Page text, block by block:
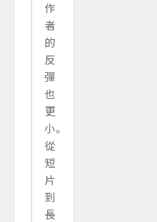
作
者
的
反
彈
也
更
小。
從
短
片
到
長